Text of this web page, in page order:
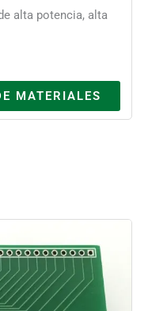
alta potencia, alta
MATERIALES